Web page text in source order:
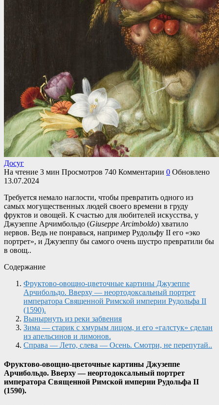
Досуг
На чтение 3 мин Просмотров 740 Комментарии 0 Обновлено
13.07.2024
Требуется немало наглости, чтобы превратить одного из
самых могущественных людей своего времени в груду
фруктов и овощей. К счастью для любителей искусства, у
Джузеппе Арчимбольдо (Giuseppe Arcimboldo) хватило
нервов. Ведь не понравься, например Рудольфу II его «эко
портрет», и Джузеппу бы самого очень шустро превратили бы
в овощ..
Содержание
Фруктово-овощно-цветочные картины Джузеппе
Арчибольдо. Вверху — неортодоксальный портрет
императора Священной Римской империи Рудольфа II
(1590).
Вынырнуть из реки забвения
Зима — старик с хмурым лицом, и его «галстук» сделан
из апельсинов и лимонов.
Справа — Лето, слева — Осень. Смотри, не перепутай..
Фруктово-овощно-цветочные картины Джузеппе
Арчибольдо. Вверху — неортодоксальный портрет
императора Священной Римской империи Рудольфа II
(1590).